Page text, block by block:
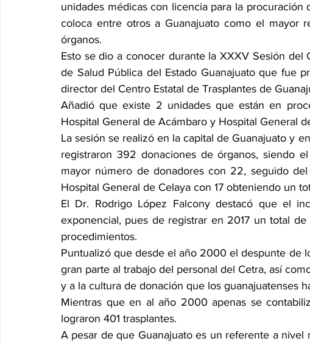
unidades médicas con licencia para la
coloca entre otros a Guanajuato como el mayor
órganos.
Esto se dio a conocer durante la XXXV Sesión del
de Salud Pública del Estado Guanajuato que fue
director del Centro Estatal de Trasplantes de
Añadió que existe 2 unidades que están en
Hospital General de Acámbaro y Hospital General
La sesión se realizó en la capital de Guanajuato y
registraron 392 donaciones de órganos, siendo
mayor número de donadores con 22, seguido
Hospital General de Celaya con 17 obteniendo un
El Dr. Rodrigo López Falcony destacó que el
exponencial, pues de registrar en 2017 un total
procedimientos.
Puntualizó que desde el año 2000 el despunte de
gran parte al trabajo del personal del Cetra, así
y a la cultura de donación que los guanajuatenses
Mientras que en al año 2000 apenas se
lograron 401 trasplantes.
A pesar de que Guanajuato es un referente a